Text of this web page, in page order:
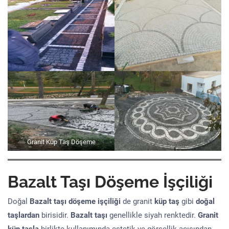
Granit Küp Taş Döşeme
Bazalt Taşı Döşeme İşçiliği
Doğal Bazalt taşı döşeme işçiliği de granit küp taş gibi doğal
taşlardan birisidir. Bazalt taşı genellikle siyah renktedir. Granit